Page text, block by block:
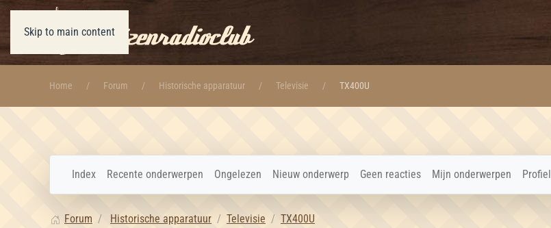
Skip to main content
Home Forum Historische apparatuur Televisie TX400U
Index Recente onderwerpen Ongelezen Nieuw onderwerp Geen reacties Mijn onderwerpen Profiel
Forum Historische apparatuur Televisie TX400U